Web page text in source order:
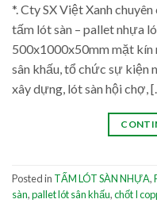
*. Cty SX Việt Xanh
tấm lót sàn – pallet nhựa
500x1000x50mm mặt kín
sân khấu, tổ chức sự kiện
xây dựng, lót sàn hội chợ,
Posted in TẤM LÓT SÀN NHỰA,
sàn,pallet lót sân khấu,chốt I